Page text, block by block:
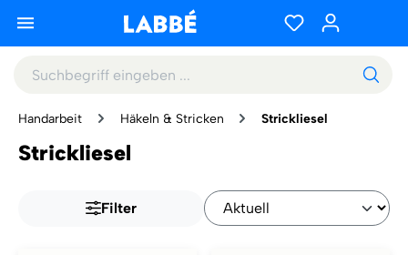
Handarbeit Häkeln & Stricken Strickliesel
Strickliesel
Filter